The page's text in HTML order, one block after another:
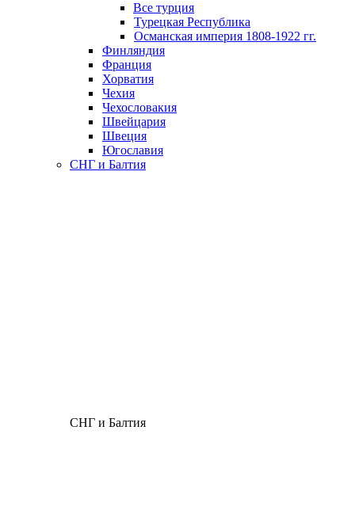
Все турция
Турецкая Республика
Османская империя 1808-1922 гг.
Финляндия
Франция
Хорватия
Чехия
Чехословакия
Швейцария
Швеция
Югославия
СНГ и Балтия
СНГ и Балтия